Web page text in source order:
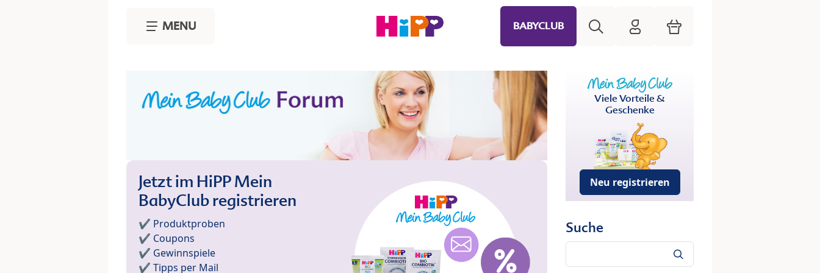
MENU BABYCLUB HiPP Mein Babyclub
Warenkorb
Jetzt im HiPP Mein
BabyClub registrieren
✔️ Produktproben
✔️ Coupons
✔️ Gewinnspiele
✔️ Tipps per Mail
Viele Vorteile &
Geschenke
Neu registrieren
Suche